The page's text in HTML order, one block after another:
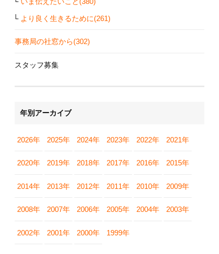
より良く生きるために(261)
事務局の社窓から(302)
スタッフ募集
年別アーカイブ
2026年 2025年 2024年 2023年 2022年 2021年
2020年 2019年 2018年 2017年 2016年 2015年
2014年 2013年 2012年 2011年 2010年 2009年
2008年 2007年 2006年 2005年 2004年 2003年
2002年 2001年 2000年 1999年